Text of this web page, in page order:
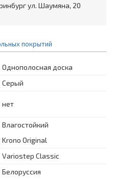
ул. Шаумяна, 20
покрытий
Однополосная доска
Серый
нет
Влагостойкий
Krono Original
Variostep Classic
Белоруссия